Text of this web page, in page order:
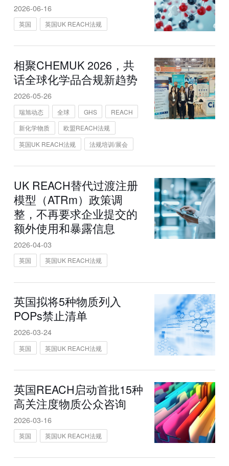
2026-06-16
英国 英国UK REACH法规
相聚CHEMUK 2026，共
话全球化学品合规新趋势
2026-05-26
瑞旭动态 全球 GHS
REACH
新化学物质
欧盟REACH法规
英国UK REACH法规
法规培训/展会
UK REACH替代过渡注册
模型（ATRm）政策调
整，不再要求企业提交的
额外使用和暴露信息
2026-04-03
英国 英国UK REACH法规
英国拟将5种物质列入
POPs禁止清单
2026-03-24
英国 英国UK REACH法规
英国REACH启动首批15种
高关注度物质公众咨询
2026-03-16
英国 英国UK REACH法规